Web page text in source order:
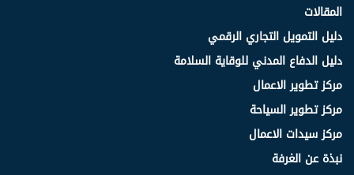
المقالات
دليل التمويل التجاري الرقمي
دليل الدفاع المدني للوقاية السلامة
مركز تطوير الاعمال
مركز تطوير السياحة
مركز سيدات الاعمال
نبذة عن الغرفة